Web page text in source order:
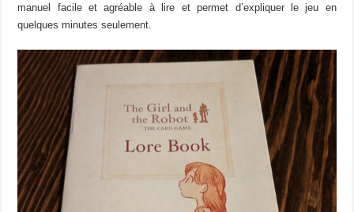
manuel facile et agréable à lire et permet d’expliquer le jeu en
quelques minutes seulement.